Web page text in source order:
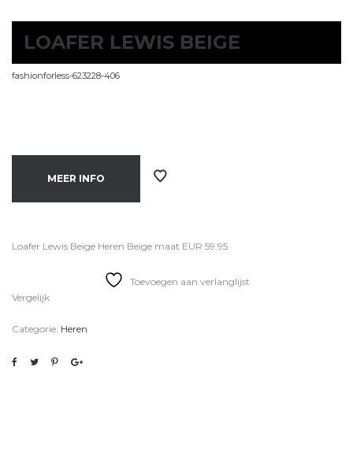
LOAFER LEWIS BEIGE
fashionforless-623228-406
MEER INFO
Loafer Lewis Beige Heren Beige maat EUR 59.95
Toevoegen aan verlanglijst
Vergelijk
Categorie: Heren